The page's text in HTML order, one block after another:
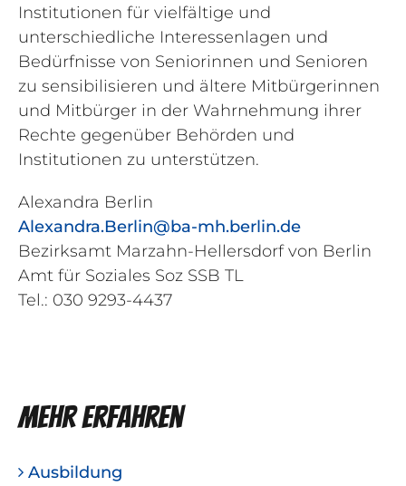
Institutionen für vielfältige und
unterschiedliche Interessenlagen und
Bedürfnisse von Seniorinnen und Senioren
zu sensibilisieren und ältere Mitbürgerinnen
und Mitbürger in der Wahrnehmung ihrer
Rechte gegenüber Behörden und
Institutionen zu unterstützen.
Alexandra Berlin
Alexandra.Berlin@ba-mh.berlin.de
Bezirksamt Marzahn-Hellersdorf von Berlin
Amt für Soziales Soz SSB TL
Tel.: 030 9293-4437
Mehr erfahren
Ausbildung